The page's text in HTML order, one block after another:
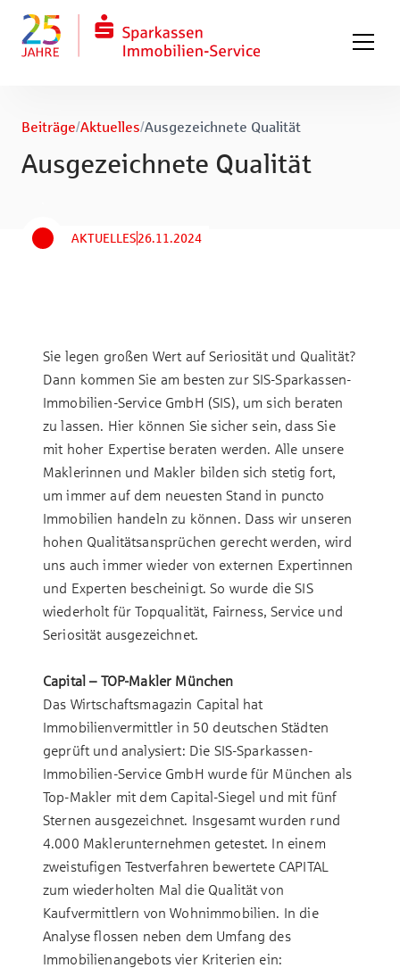
Zum Fuß springen
Beiträge/Aktuelles/Ausgezeichnete Qualität
Ausgezeichnete Qualität
AKTUELLES26.11.2024
Sie legen großen Wert auf Seriosität und Qualität?
Dann kommen Sie am besten zur SIS-Sparkassen-
Immobilien-Service GmbH (SIS), um sich beraten
zu lassen. Hier können Sie sicher sein, dass Sie
mit hoher Expertise beraten werden. Alle unsere
Maklerinnen und Makler bilden sich stetig fort,
um immer auf dem neuesten Stand in puncto
Immobilien handeln zu können. Dass wir unseren
hohen Qualitätsansprüchen gerecht werden, wird
uns auch immer wieder von externen Expertinnen
und Experten bescheinigt. So wurde die SIS
wiederholt für Topqualität, Fairness, Service und
Seriosität ausgezeichnet.
Capital – TOP-Makler München
Das Wirtschaftsmagazin Capital hat
Immobilienvermittler in 50 deutschen Städten
geprüft und analysiert: Die SIS-Sparkassen-
Immobilien-Service GmbH wurde für München als
Top-Makler mit dem Capital-Siegel und mit fünf
Sternen ausgezeichnet. Insgesamt wurden rund
4.000 Maklerunternehmen getestet. In einem
zweistufigen Testverfahren bewertete CAPITAL
zum wiederholten Mal die Qualität von
Kaufvermittlern von Wohnimmobilien. In die
Analyse flossen neben dem Umfang des
Immobilienangebots vier Kriterien ein: